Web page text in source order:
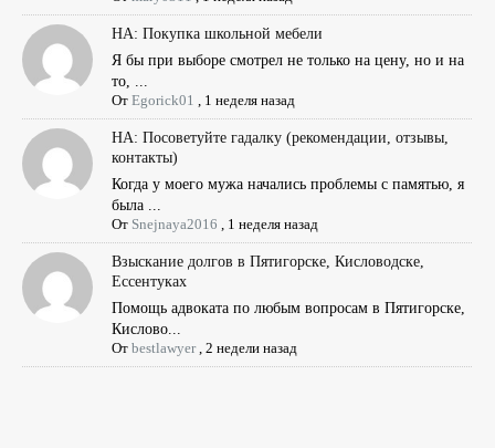
НА: Покупка школьной мебели
Я бы при выборе смотрел не только на цену, но и на
то, ...
ОтEgorick01 1 неделя назад
НА: Посоветуйте гадалку (рекомендации, отзывы,
контакты)
Когда у моего мужа начались проблемы с памятью, я
была ...
От Snejnaya2016 1 неделя назад
Взыскание долгов в Пятигорске, Кисловодске,
Ессентуках
Помощь адвоката по любым вопросам в Пятигорске,
Кислово...
Отbestlawyer,2 недели назад